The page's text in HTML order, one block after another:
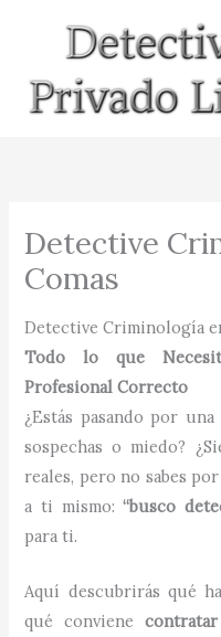
contenido
Detective
Comas
Detective Criminología
Todo lo que
Profesional Correcto
¿Estás pasando por
sospechas o miedo?
reales, pero no sabes
a ti mismo:“busco
para ti.
Aquí descubrirás qué
qué conviene